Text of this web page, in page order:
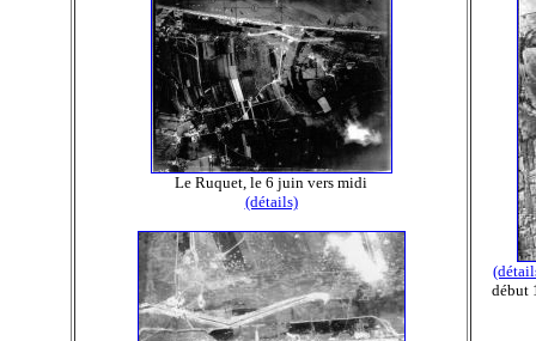
Le Ruquet, le 6 juin vers midi
(détails)
début